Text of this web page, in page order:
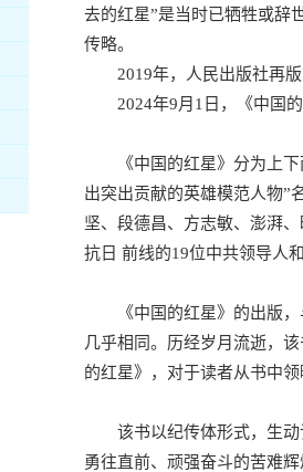
去的红星”是当时已牺牲或辞
传略。
2019年，人民出版社再
2024年9月1日，《中国
《中国的红星》分为上
出突出贡献的英雄模范人物”
坚、段德昌、方志敏、澎湃
抗日 前线的19位中共领导人
《中国的红星》的出版
几乎相同。历经岁月流逝，
的红星》，对于读者从书中
该书以纪传体形式，生
勇往直前、顽强奋斗的苦难